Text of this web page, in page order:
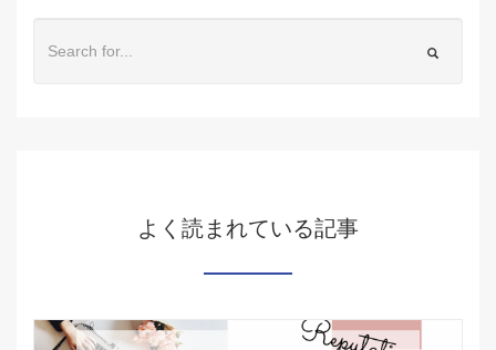
よく読まれている記事